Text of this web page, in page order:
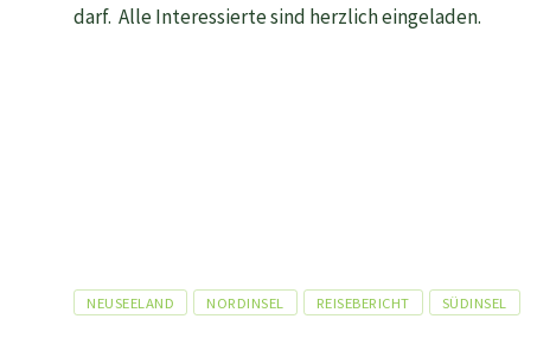
darf. Alle Interessierte sind herzlich eingeladen.
Tags
NEUSEELAND NORDINSEL REISEBERICHT SÜDINSEL